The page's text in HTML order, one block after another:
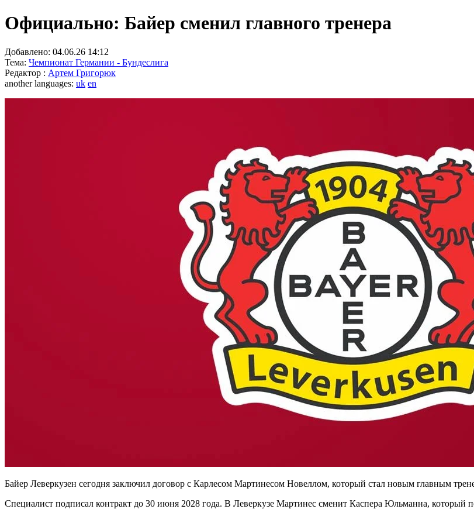
Официально: Байер сменил главного тренера
Добавлено: 04.06.26 14:12
Тема: Чемпионат Германии - Бундеслига
Редактор : Артем Григорюк
another languages: uk en
Байер Леверкузен сегодня заключил договор с Карлесом Мартинесом Новеллом, который стал новым главным
Специалист подписал контракт до 30 июня 2028 года. В Леверкузе Мартинес сменит Каспера Юльманна, который